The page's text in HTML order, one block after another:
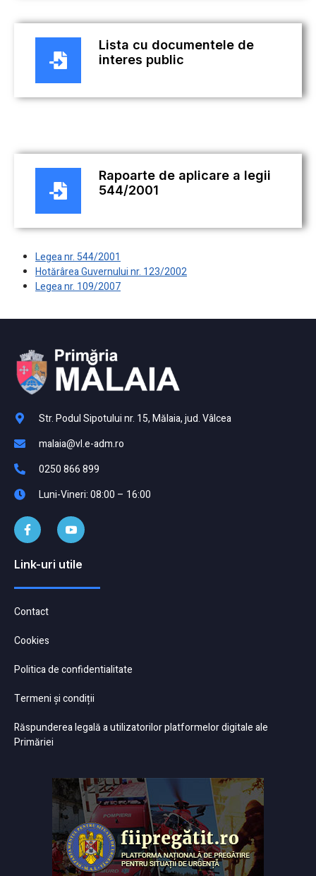
Lista cu documentele de
interes public
Rapoarte de aplicare a legii
544/2001
Legea nr. 544/2001
Hotărârea Guvernului nr. 123/2002
Legea nr. 109/2007
Str. Podul Sipotului nr. 15, Mălaia, jud. Vâlcea
malaia@vl.e-adm.ro
0250 866 899
Luni-Vineri: 08:00 – 16:00
Link-uri utile
Contact
Cookies
Politica de confidentialitate
Termeni și condiții
Răspunderea legală a utilizatorilor platformelor digitale ale
Primăriei